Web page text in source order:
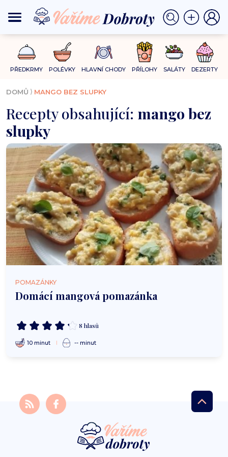
PŘEDKRMY POLÉVKY HLAVNÍ CHODY PŘÍLOHY SALÁTY DEZERTY
DOMŮ ⟩ MANGO BEZ SLUPKY
Recepty obsahující: mango bez
slupky
POMAZÁNKY
Domácí mangová pomazánka
8 hlasů
10 minut -- minut